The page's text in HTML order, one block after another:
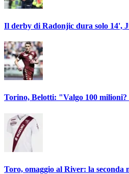
Il derby di Radonjic dura solo 14',
Torino, Belotti: "Valgo 100 milioni?
Toro, omaggio al River: la seconda